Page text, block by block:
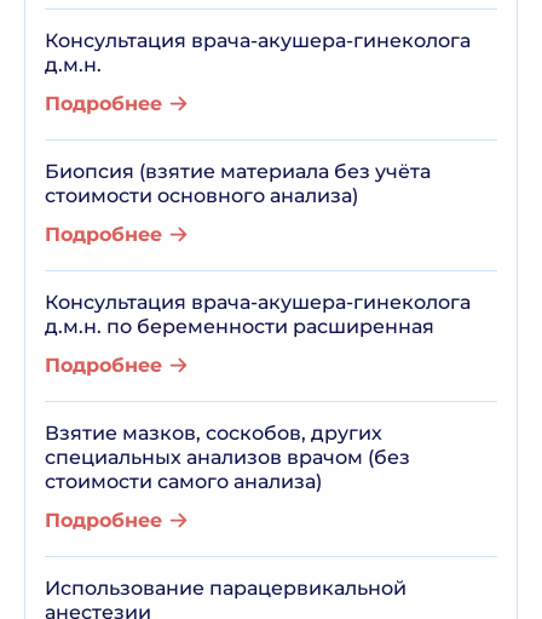
Консультация врача-акушера-гинеколога
д.м.н.
Подробнее
Биопсия (взятие материала без учёта
стоимости основного анализа)
Подробнее
Консультация врача-акушера-гинеколога
д.м.н. по беременности расширенная
Подробнее
Взятие мазков, соскобов, других
специальных анализов врачом (без
стоимости самого анализа)
Подробнее
Использование парацервикальной
анестезии